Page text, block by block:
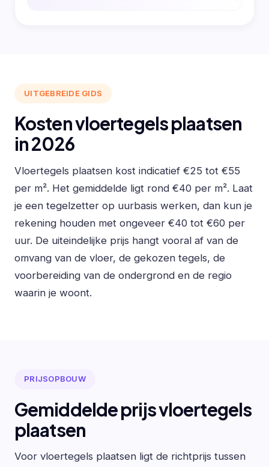
UITGEBREIDE GIDS
Kosten vloertegels plaatsen
in 2026
Vloertegels plaatsen kost indicatief €25 tot €55
per m². Het gemiddelde ligt rond €40 per m². Laat
je een tegelzetter op uurbasis werken, dan kun je
rekening houden met ongeveer €40 tot €60 per
uur. De uiteindelijke prijs hangt vooral af van de
omvang van de vloer, de gekozen tegels, de
voorbereiding van de ondergrond en de regio
waarin je woont.
PRIJSOPBOUW
Gemiddelde prijs vloertegels
plaatsen
Voor vloertegels plaatsen ligt de richtprijs tussen